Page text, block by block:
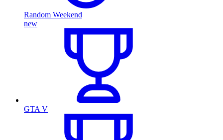
Random Weekend
new
GTA V